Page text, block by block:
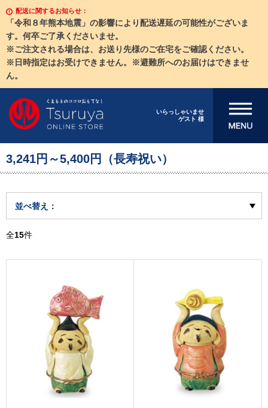
配送に関するお知らせ：
「令和８年熊本地震」の影響により配送遅延の可能性がございま
す。何卒ご了承くださいませ。
※ご注文される場合は、お送り先様のご在宅をご確認ください。
※日時指定はお受けできません。※避難所へのお届けはできませ
ん。
いらっしゃいませ
ゲスト 様
メニューを開
3,241円～5,400円（長寿祝い）
並べ替え：
全15件